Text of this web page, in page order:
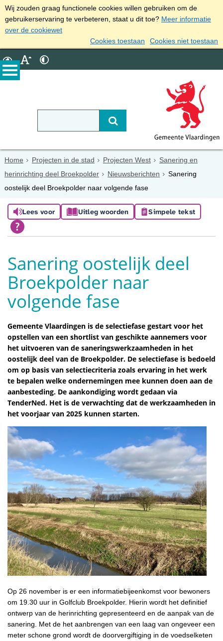
Wij zouden graag functionele cookies willen gebruiken om de
gebruikerservaring te verbeteren, staat u dit toe? Meer informatie
over de cookiewet
Cookies toestaan
Cookies niet toestaan
Home Projecten in de stad Projecten West
Sanering en
herinrichting deel Broekpolder
Nieuwsberichten
Sanering
oostelijk deel Broekpolder naar volgende fase
Lees voor Uitleg woorden Simpele tekst
Sanering oostelijk deel
Broekpolder naar
volgende fase
Gemeente Vlaardingen is de selectiefase gestart voor het
opstellen van een shortlist van geschikte aannemers voor
het uitvoeren van de saneringswerkzaamheden in het
oostelijk deel van de Broekpolder. De selectiefase is bedoeld
om op basis van selectiecriteria zoals ervaring in het werk
te bepalen welke ondernemingen mee kunnen doen aan de
aanbesteding. De aankondiging wordt gedaan via
TenderNed. Het is de verwachting dat de werkzaamheden in
het voorjaar van 2025 kunnen starten.
Op 26 november is er een informatiebijeenkomst voor bewoners
om 19.30 uur in Golfclub Broekpolder. Hierin wordt het definitief
ontwerp van de herinrichting gepresenteerd en de aanpak van de
sanering. Met de het aanbrengen van een laag van ongeveer een
meter schone grond wordt de doorvergiftiging in de voedselketen